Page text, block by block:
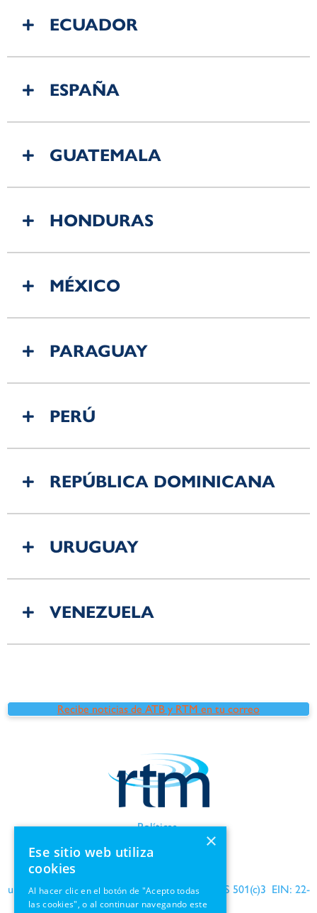
ECUADOR
ESPAÑA
GUATEMALA
HONDURAS
MÉXICO
PARAGUAY
PERÚ
REPÚBLICA DOMINICANA
URUGUAY
VENEZUELA
Recibe noticias de ATB y RTM en tu correo
Políticas
Información de GDPR
una organización benéfica reconocida por el IRS 501(c)3 EIN: 22-
1690564
×
Ese sitio web utiliza
cookies
Al hacer clic en el botón de "Acepto todas
las cookies", o al continuar navegando este